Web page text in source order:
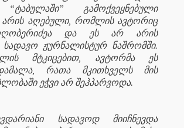
გამოქვეყნებული
არის აღებული, რომლის ავტორიც
და ეს არ არის
სადავო ჟურნალისტურ ნაშრომში.
მტკიცებით, ავტორმა ეს
რათა მკითხველს მის
ეჭვი არ შეჰპარვოდა.
სადავოდ მიიჩნევდა